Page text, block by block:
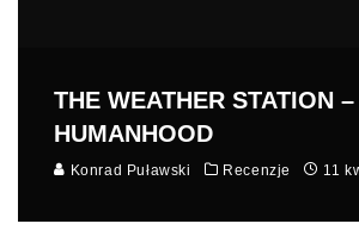
THE WEATHER STATION –
HUMANHOOD
Konrad Puławski Recenzje 11